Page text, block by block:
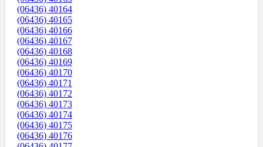
(06436) 40164
(06436) 40165
(06436) 40166
(06436) 40167
(06436) 40168
(06436) 40169
(06436) 40170
(06436) 40171
(06436) 40172
(06436) 40173
(06436) 40174
(06436) 40175
(06436) 40176